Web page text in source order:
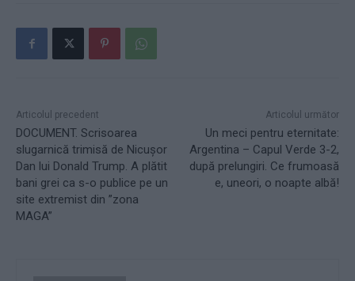
Articolul precedent
DOCUMENT. Scrisoarea
slugarnică trimisă de Nicușor
Dan lui Donald Trump. A plătit
bani grei ca s-o publice pe un
site extremist din ”zona
MAGA”
Articolul următor
Un meci pentru eternitate:
Argentina – Capul Verde 3-2,
după prelungiri. Ce frumoasă
e, uneori, o noapte albă!